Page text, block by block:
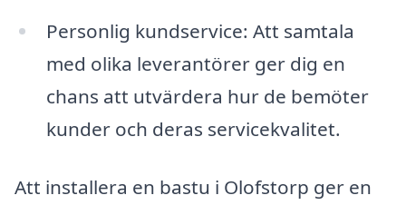
Personlig kundservice: Att samtala
med olika leverantörer ger dig en
chans att utvärdera hur de bemöter
kunder och deras servicekvalitet.
Att installera en bastu i Olofstorp ger en